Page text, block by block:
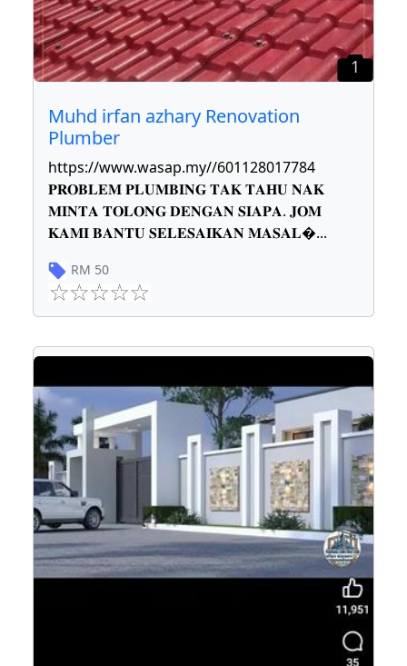
1
Muhd irfan azhary Renovation
Plumber
https://www.wasap.my//601128017784
𝐏𝐑𝐎𝐁𝐋𝐄𝐌 𝐏𝐋𝐔𝐌𝐁𝐈𝐍𝐆 𝐓𝐀𝐊 𝐓𝐀𝐇𝐔 𝐍𝐀𝐊
𝐌𝐈𝐍𝐓𝐀 𝐓𝐎𝐋𝐎𝐍𝐆 𝐃𝐄𝐍𝐆𝐀𝐍 𝐒𝐈𝐀𝐏𝐀. 𝐉𝐎𝐌
𝐊𝐀𝐌𝐈 𝐁𝐀𝐍𝐓𝐔 𝐒𝐄𝐋𝐄𝐒𝐀𝐈𝐊𝐀𝐍 𝐌𝐀𝐒𝐀𝐋...
RM 50